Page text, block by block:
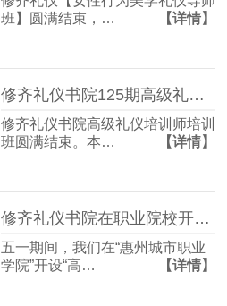
班】圆满结束，…
【详情】
修齐礼仪书院125期高级礼仪培训师双证班圆满结束
修齐礼仪书院高级礼仪培训师培训
班圆满结束。本…
【详情】
修齐礼仪书院在职业院校开设“高级礼仪培训师双证班”
五一期间，我们在“惠州城市职业
学院”开设“高…
【详情】